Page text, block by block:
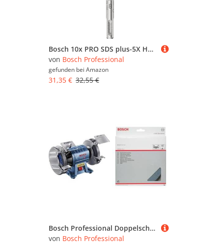
Bosch 10x PRO SDS plus-5X Hammerbohrer (für Stahlbeton, Beton, Ø 8,00 mm, Professional Zubehör Bohrhammer)
von Bosch Professional
gefunden bei Amazon
31,35 € 32,55 €
Bosch Professional Doppelschleifer GBG 60-20 (Schleifscheiben-Ø 200 mm, inkl. 2x Schleifscheibe Normalkörnung, im Karton) + Zubehör Schleifscheibe für Doppelschleifmaschine 200 mm, 32 mm, 60
von Bosch Professional